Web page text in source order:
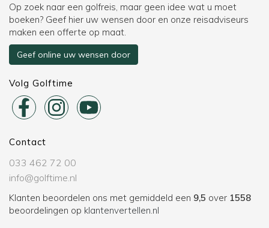
Op zoek naar een golfreis, maar geen idee wat u moet
boeken? Geef hier uw wensen door en onze reisadviseurs
maken een offerte op maat.
Geef online uw wensen door
Volg Golftime
Contact
033 462 72 00
info@golftime.nl
Klanten beoordelen ons met gemiddeld een 9,5 over 1558
beoordelingen op klantenvertellen.nl